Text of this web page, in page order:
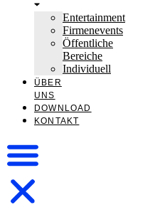
Entertainment
Firmenevents
Öffentliche
Bereiche
Individuell
ÜBER
UNS
DOWNLOAD
KONTAKT